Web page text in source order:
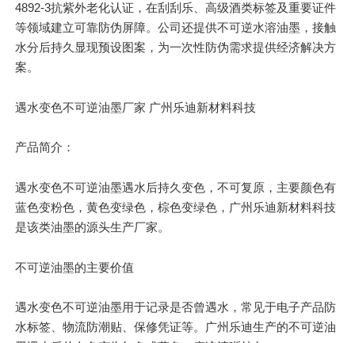
4892-3抗紫外老化认证，在刮刮乐 、高级酒类标签及重要证件
等领域建立可靠防伪屏障。公司还提供不可逆水溶油墨，接触
水分后持久显现预设图案，为一次性防伪需求提供经济解决方
案。
遇水变色不可逆油墨厂家 广州乐迪新材料科技
产品简介：
遇水变色不可逆油墨遇水后持久变色，不可复原，主要颜色有
蓝色变粉色，黄色变绿色，棕色变绿色，广州乐迪新材料科技
是该类油墨的源头生产厂家。
不可逆油墨的主要价值
遇水变色不可逆油墨用于记录是否曾遇水，常见于电子产品防
水标签、物流防潮贴、保修凭证等。广州乐迪生产的不可逆油